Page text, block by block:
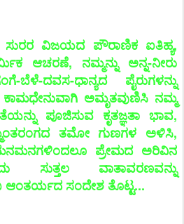
ಸುರರ ವಿಜಯದ ಪೌರಾಣಿಕ ಐತಿಹ್ಯ,
ಆಚರಣೆ, ನಮ್ಮನ್ನು ಅನ್ನ-ನೀರು
ಬೆಳೆ-ದವಸ-ಧಾನ್ಯದ ಪೈರುಗಳನ್ನು
ಕಾಮಧೇನುವಾಗಿ ಅಮೃತವುಣಿಸಿ ನಮ್ಮ
ಪೂಜಿಸುವ ಕೃತಜ್ಞತಾ ಭಾವ,
ತಮೋ ಗುಣಗಳ ಅಳಿಸಿ,
ಪ್ರೇಮದ ಅರಿವಿನ
ಸುತ್ತಲ ವಾತಾವರಣವನ್ನು
ಸಂದೇಶ ತೊಟ್ಟ...